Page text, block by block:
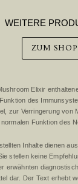
WEITERE
ZUM SHOP
Elixir
des
zur Verringerung von
Funktion des
Inhalte dienen
stellen keine
erwähnten
dar. Der Text erhebt